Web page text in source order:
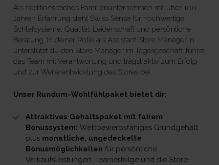
Als traditionsreiches Familienunternehmen mit über 100
Jahren Erfahrung steht Swiss Sense für hochwertige
Schlafsysteme, Qualität, Leidenschaft und persönliche
Beratung. In deiner Rolle als Assistant Store Manager:in
unterstützt du den Store Manager im Tagesgeschäft, führst
das Team mit Verantwortung und trägst aktiv zum Erfolg
und zur Weiterentwicklung des Stores bei.
Unser Rundum-Wohlfühlpaket bietet dir:
Attraktives Gehaltspaket mit fairem
Bonussystem: Wettbewerbsfähiges Grundgehalt
plus monatliche, ungedeckelte
Bonusmöglichkeiten für persönliche
Verkaufsleistungen, Teamerfolge und die Store-